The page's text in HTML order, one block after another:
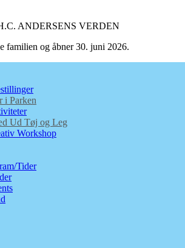
ANDERSENS VERDEN
familien og åbner 30. juni 2026.
i Parken
Ud Tøj og Leg
Workshop
Tider